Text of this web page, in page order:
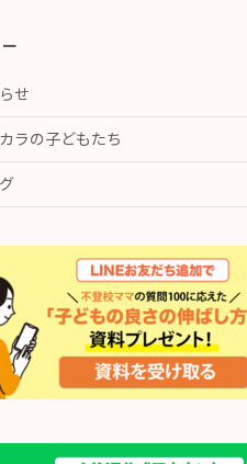
せ
ラの子どもたち